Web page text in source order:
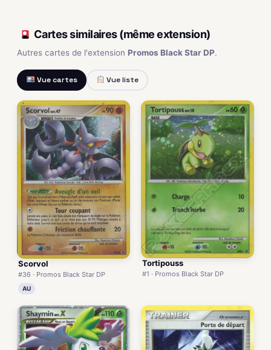
Cartes similaires (même extension)
Autres cartes de l'extension Promos Black Star DP.
Vue cartes Vue liste
Scorvol
#36 · Promos Black Star DP
AU
Tortipouss
#1 · Promos Black Star DP